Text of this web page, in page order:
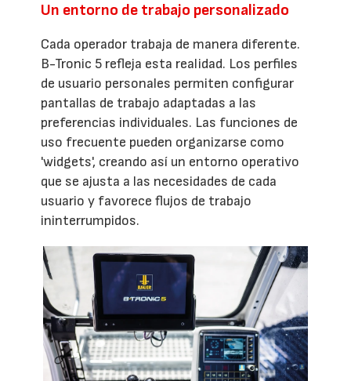
Un entorno de trabajo personalizado
Cada operador trabaja de manera diferente.
B-Tronic 5 refleja esta realidad. Los perfiles
de usuario personales permiten configurar
pantallas de trabajo adaptadas a las
preferencias individuales. Las funciones de
uso frecuente pueden organizarse como
'widgets', creando así un entorno operativo
que se ajusta a las necesidades de cada
usuario y favorece flujos de trabajo
ininterrumpidos.